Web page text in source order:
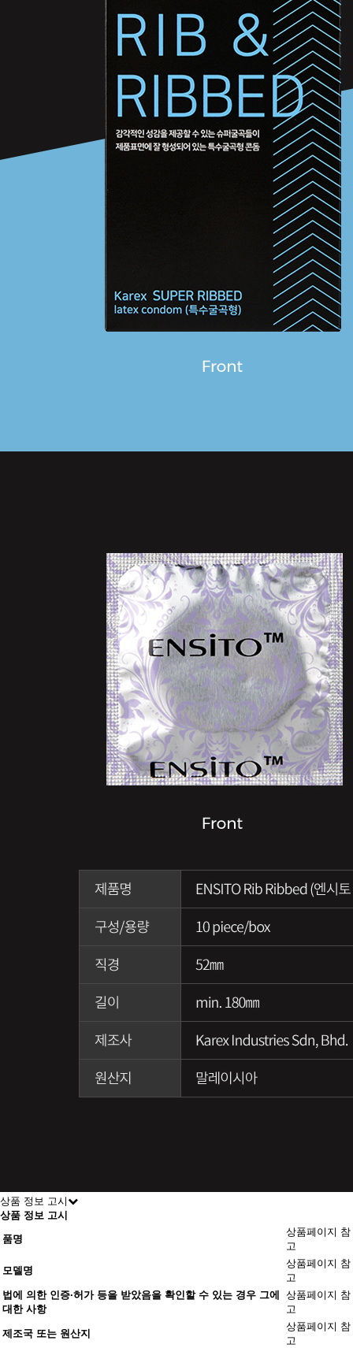
상품 정보 고시
상품 정보 고시
품명
상품페이지 참
고
모델명
상품페이지 참
고
법에 의한 인증·허가 등을 받았음을 확인할 수 있는 경우 그에
대한 사항
상품페이지 참
고
제조국 또는 원산지
상품페이지 참
고